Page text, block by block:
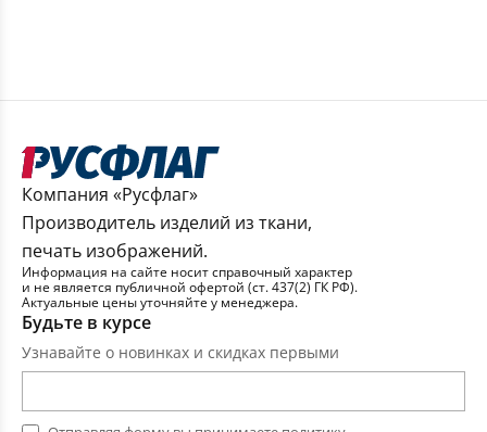
Компания «Русфлаг»
Производитель изделий из ткани,
печать изображений.
Информация на сайте носит справочный характер
и не является публичной офертой (ст. 437(2) ГК РФ).
Актуальные цены уточняйте у менеджера.
Будьте в курсе
Узнавайте о новинках и скидках первыми